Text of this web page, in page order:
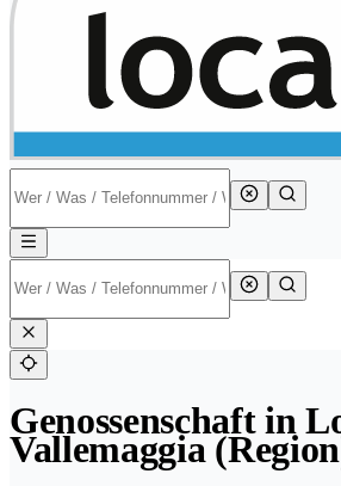
Genossenschaft in
Vallemaggia